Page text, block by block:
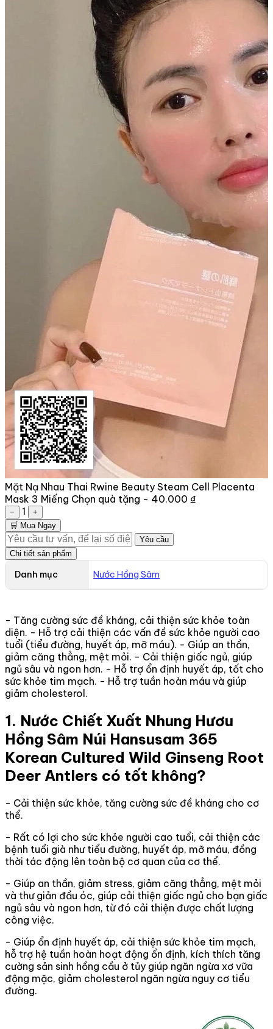
Mặt Nạ Nhau Thai Rwine Beauty Steam Cell Placenta
Mask 3 Miếng Chọn quà tặng - 40.000 ₫
− 1
+
🛒 Mua Ngay
Yêu cầu
Chi tiết sản phẩm
Danh mục Nước Hồng Sâm
- Tăng cường sức đề kháng, cải thiện sức khỏe toàn
diện. - Hỗ trợ cải thiện các vấn đề sức khỏe người cao
tuổi (tiểu đường, huyết áp, mỡ máu). - Giúp an thần,
giảm căng thẳng, mệt mỏi. - Cải thiện giấc ngủ, giúp
ngủ sâu và ngon hơn. - Hỗ trợ ổn định huyết áp, tốt cho
sức khỏe tim mạch. - Hỗ trợ tuần hoàn máu và giúp
giảm cholesterol.
1. Nước Chiết Xuất Nhung Hươu
Hồng Sâm Núi Hansusam 365
Korean Cultured Wild Ginseng Root
Deer Antlers có tốt không?
- Cải thiện sức khỏe, tăng cường sức đề kháng cho cơ
thể.
- Rất có lợi cho sức khỏe người cao tuổi, cải thiện các
bệnh tuổi già như tiểu đường, huyết áp, mỡ máu, đồng
thời tác động lên toàn bộ cơ quan của cơ thể.
- Giúp an thần, giảm stress, giảm căng thẳng, mệt mỏi
và thư giản đầu óc, giúp cải thiện giấc ngủ cho bạn giấc
ngủ sâu và ngon hơn, từ đó cải thiện được chất lượng
công việc.
- Giúp ổn định huyết áp, cải thiện sức khỏe tim mạch,
hỗ trợ hệ tuần hoàn hoạt động ổn định, kích thích tăng
cường sản sinh hồng cầu ở tủy giúp ngăn ngừa xơ vữa
động mặc, giảm cholesterol ngăn ngừa nguy cơ tiểu
đường.